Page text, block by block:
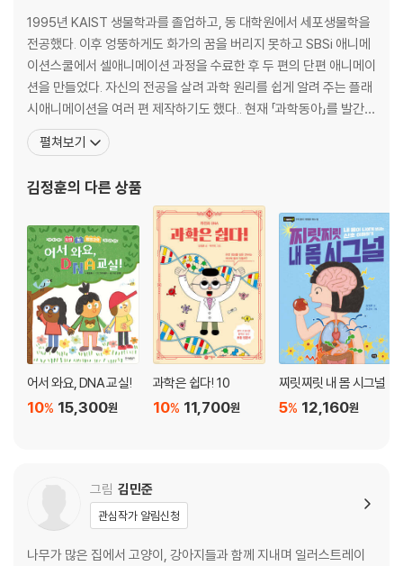
1995년 KAIST 생물학과를 졸업하고, 동 대학원에서 세포생물학을
전공했다. 이후 엉뚱하게도 화가의 꿈을 버리지 못하고 SBSi 애니메
이션스쿨에서 셀애니메이션 과정을 수료한 후 두 편의 단편 애니메이
션을 만들었다. 자신의 전공을 살려 과학 원리를 쉽게 알려 주는 플래
시애니메이션을 여러 편 제작하기도 했다.. 현재 「과학동아」를 발간하
는 동아사이언스의 기자이자, 과학쇼핑몰인 시앙스몰(scimall.co.k
r)의 운영자를 맡고 있으며 과학상품 잡지인 「시앙스가이드」의 편집
고?』, 『맛있고 간편한 과학 도시락』,
펼쳐보기
김정훈의 다른 상품
어서 와요, DNA 교실!
15,300원
10%
과학은 쉽다! 10
11,700원
10%
찌릿찌릿 내 몸 시그널
12,160원
5%
그림 김민준
관심작가 알림신청
나무가 많은 집에서 고양이, 강아지들과 함께 지내며 일러스트레이